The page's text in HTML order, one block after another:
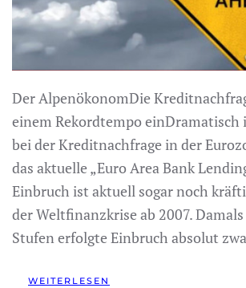
Der AlpenökonomDie
einem Rekordtempo einDramatisch
bei der Kreditnachfrage in der
das aktuelle „Euro Area Bank
Einbruch ist aktuell sogar noch
der Weltfinanzkrise ab 2007.
Stufen erfolgte Einbruch absolut
WEITERLESEN